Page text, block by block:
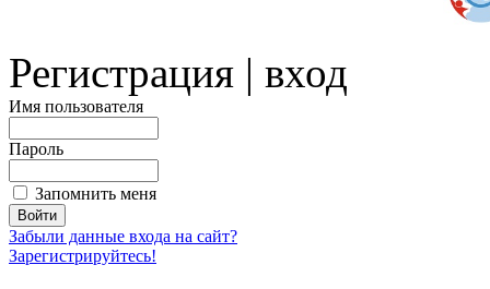
Регистрация | вход
Имя пользователя
Пароль
Запомнить меня
Забыли данные входа на сайт?
Зарегистрируйтесь!